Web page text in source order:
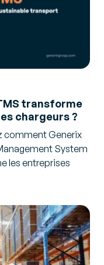
transforme
chargeurs ?
comment Generix
System
les entreprises